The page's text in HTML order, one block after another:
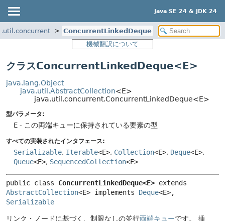
Java SE 24 & JDK 24
ConcurrentLinkedDeque
機械翻訳について
クラスConcurrentLinkedDeque<E>
java.lang.Object
java.util.AbstractCollection<E>
java.util.concurrent.ConcurrentLinkedDeque<E>
型パラメータ:
E - この両端キューに保持されている要素の型
すべての実装されたインタフェース:
Serializable, Iterable<E>, Collection<E>, Deque<E>,
Queue<E>, SequencedCollection<E>
public class ConcurrentLinkedDeque<E>
AbstractCollection<E> implements Deque
Serializable
リンク・ノードに基づく、制限なしの並行両端キューです。
挿